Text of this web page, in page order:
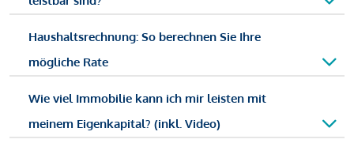
Haushaltsrechnung: So berechnen Sie Ihre
mögliche Rate
Wie viel Immobilie kann ich mir leisten mit
meinem Eigenkapital? (inkl. Video)